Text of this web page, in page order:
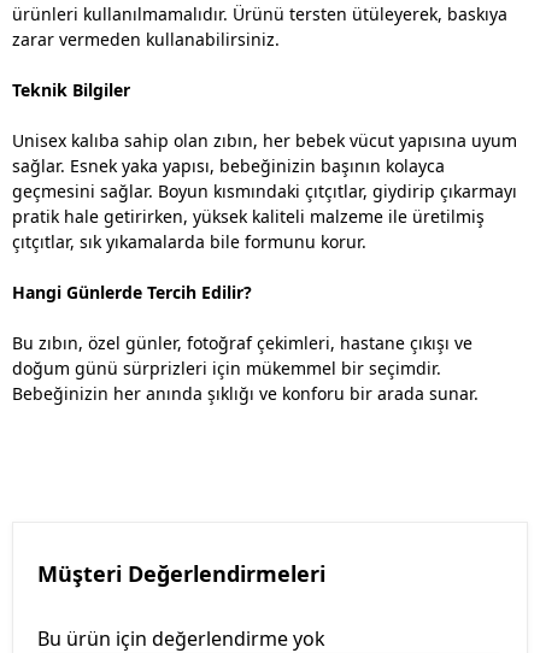
ürünleri kullanılmamalıdır. Ürünü tersten ütüleyerek, baskıya
zarar vermeden kullanabilirsiniz.
Teknik Bilgiler
Unisex kalıba sahip olan zıbın, her bebek vücut yapısına uyum
sağlar. Esnek yaka yapısı, bebeğinizin başının kolayca
geçmesini sağlar. Boyun kısmındaki çıtçıtlar, giydirip çıkarmayı
pratik hale getirirken, yüksek kaliteli malzeme ile üretilmiş
çıtçıtlar, sık yıkamalarda bile formunu korur.
Hangi Günlerde Tercih Edilir?
Bu zıbın, özel günler, fotoğraf çekimleri, hastane çıkışı ve
doğum günü sürprizleri için mükemmel bir seçimdir.
Bebeğinizin her anında şıklığı ve konforu bir arada sunar.
Müşteri Değerlendirmeleri
Bu ürün için değerlendirme yok